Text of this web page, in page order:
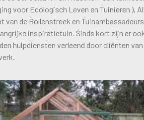
voor Ecologisch Leven en Tuinieren ),
van de Bollenstreek en
inspiratietuin. Sinds kort zijn er
hulpdiensten verleend door cliënten